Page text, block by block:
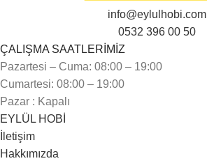
info@eylulhobi.com
0532 396 00 50
ÇALIŞMA SAATLERİMİZ
Pazartesi – Cuma: 08:00 – 19:00
Cumartesi: 08:00 – 19:00
Pazar : Kapalı
EYLÜL HOBİ
İletişim
Hakkımızda